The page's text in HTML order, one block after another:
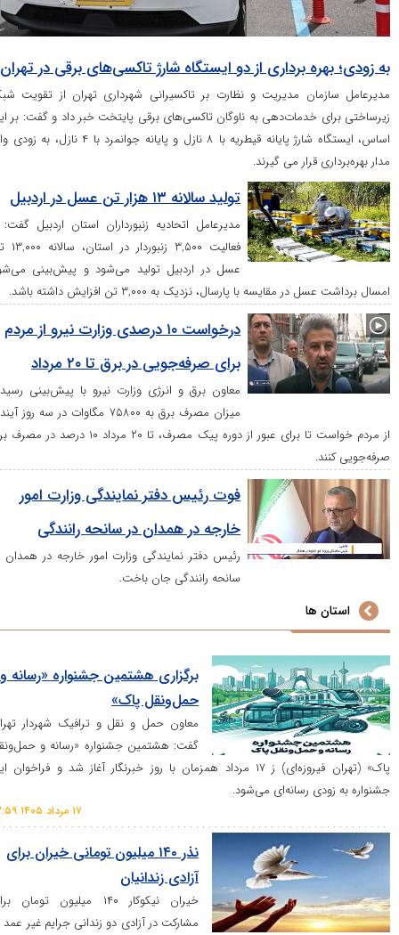
برداری از دو ایستگاه شارژ تاکسی‌های برقی در تهران
مدیریت و نظارت بر تاکسیرانی شهرداری تهران از تقویت شبکه
خدمات‌دهی به ناوگان تاکسی‌های برقی پایتخت خبر داد و گفت: بر این
اساس، ایستگاه شارژ پایانه قیطریه با ۸ نازل و پایانه جوانمرد با ۴ نازل، به زودی وارد
قرار می گیرند.
تولید سالانه ۱۳ هزار تن عسل در اردبیل
مدیرعامل اتحادیه زنبورداران استان اردبیل گفت: با
فعالیت ۳,۵۰۰ زنبوردار در استان، سالانه ۱۳,۰۰۰ تن
عسل در اردبیل تولید می‌شود و پیش‌بینی می‌شود
با پارسال، نزدیک به ۳,۰۰۰ تن افزایش داشته باشد.
درخواست ۱۰ درصدی وزارت نیرو از مردم
برای صرفه‌جویی در برق تا ۲۰ مرداد
معاون برق و انرژی وزارت نیرو با پیش‌بینی رسیدن
میزان مصرف برق به ۷۵۸۰۰ مگاوات در سه روز آینده،
از مردم خواست تا برای عبور از دوره پیک مصرف، تا ۲۰ مرداد ۱۰ درصد در مصرف برق
فوت رئیس دفتر نمایندگی وزارت امور
خارجه در همدان در سانحه رانندگی
رئیس دفتر نمایندگی وزارت امور خارجه در همدان در
سانحه رانندگی جان باخت.
برگزاری هشتمین جشنواره «رسانه و
حمل‌ونقل پاک»
معاون حمل و نقل و ترافیک شهردار تهران
گفت: هشتمین جشنواره «رسانه و حمل‌ونقل
پاک» (تهران فیروزه‌ای) ز ۱۷ مرداد همزمان با روز خبرنگار آغاز شد و فراخوان این
رسانه‌ای می‌شود.
نذر ۱۴۰ میلیون تومانی خیران برای
آزادی زندانیان
خیران نیکوکار ۱۴۰ میلیون تومان برای
مشارکت در آزادی دو زندانی جرایم غیر عمد به